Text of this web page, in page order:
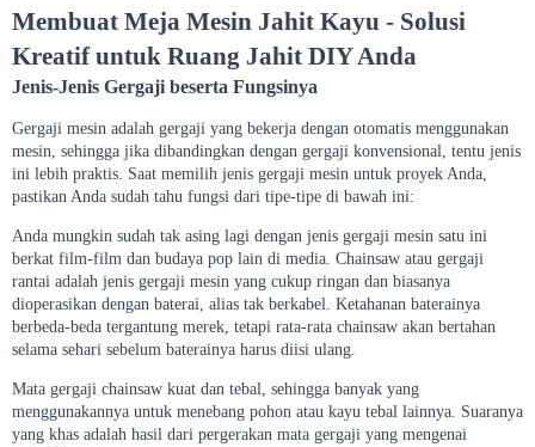
Membuat Meja Mesin Jahit Kayu - Solusi
Kreatif untuk Ruang Jahit DIY Anda
Jenis-Jenis Gergaji beserta Fungsinya
Gergaji mesin adalah gergaji yang bekerja dengan otomatis menggunakan
mesin, sehingga jika dibandingkan dengan gergaji konvensional, tentu jenis
ini lebih praktis. Saat memilih jenis gergaji mesin untuk proyek Anda,
pastikan Anda sudah tahu fungsi dari tipe-tipe di bawah ini:
Anda mungkin sudah tak asing lagi dengan jenis gergaji mesin satu ini
berkat film-film dan budaya pop lain di media. Chainsaw atau gergaji
rantai adalah jenis gergaji mesin yang cukup ringan dan biasanya
dioperasikan dengan baterai, alias tak berkabel. Ketahanan baterainya
berbeda-beda tergantung merek, tetapi rata-rata chainsaw akan bertahan
selama sehari sebelum baterainya harus diisi ulang.
Mata gergaji chainsaw kuat dan tebal, sehingga banyak yang
menggunakannya untuk menebang pohon atau kayu tebal lainnya. Suaranya
yang khas adalah hasil dari pergerakan mata gergaji yang mengenai